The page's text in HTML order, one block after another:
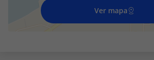
Voos + Hotel
Ver mapa